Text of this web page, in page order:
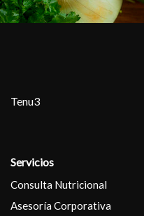
Tenu3
Servicios
Consulta Nutricional
Asesoría Corporativa